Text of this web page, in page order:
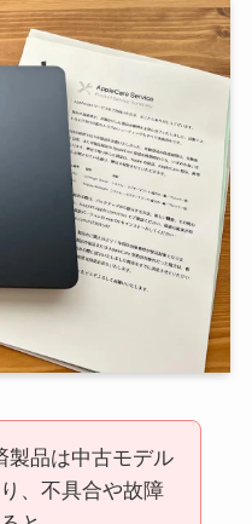
製品は中古モデル
、不具合や故障